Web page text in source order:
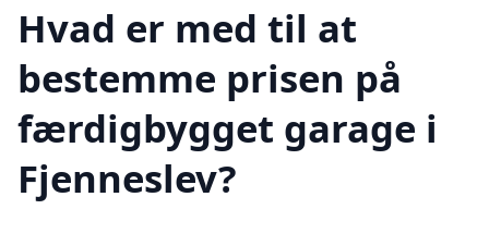
Hvad er med til at
bestemme prisen på
færdigbygget garage i
Fjenneslev?